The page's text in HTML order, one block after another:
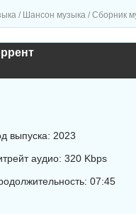
/ Шансон музыка / Сборник
выпуска: 2023
аудио: 320 Kbps
07:45